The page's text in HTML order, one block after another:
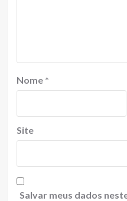
Nome *
Site
Salvar meus dados